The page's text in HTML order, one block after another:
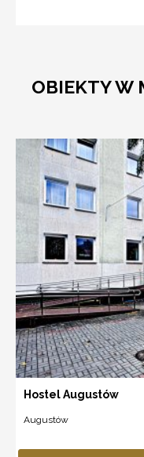
OBIEKTY W
Hostel Augustów
Augustów